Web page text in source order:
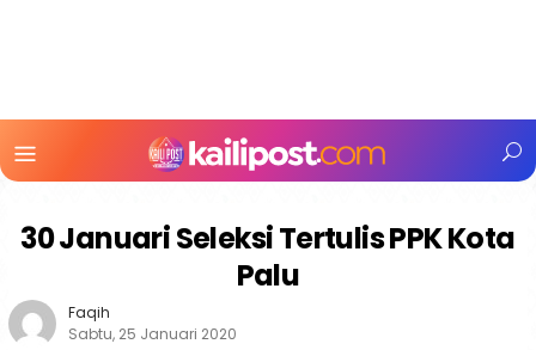
Mobile
30 Januari Seleksi Tertulis PPK Kota
Palu
Faqih
Sabtu, 25 Januari 2020